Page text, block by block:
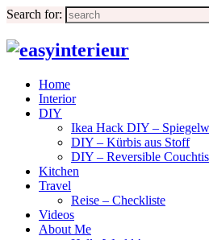
Search for:
Home
Interior
DIY
Ikea Hack DIY –
DIY – Kürbis aus Stoff
DIY – Reversible
Kitchen
Travel
Reise – Checkliste
Videos
About Me
Find out more.